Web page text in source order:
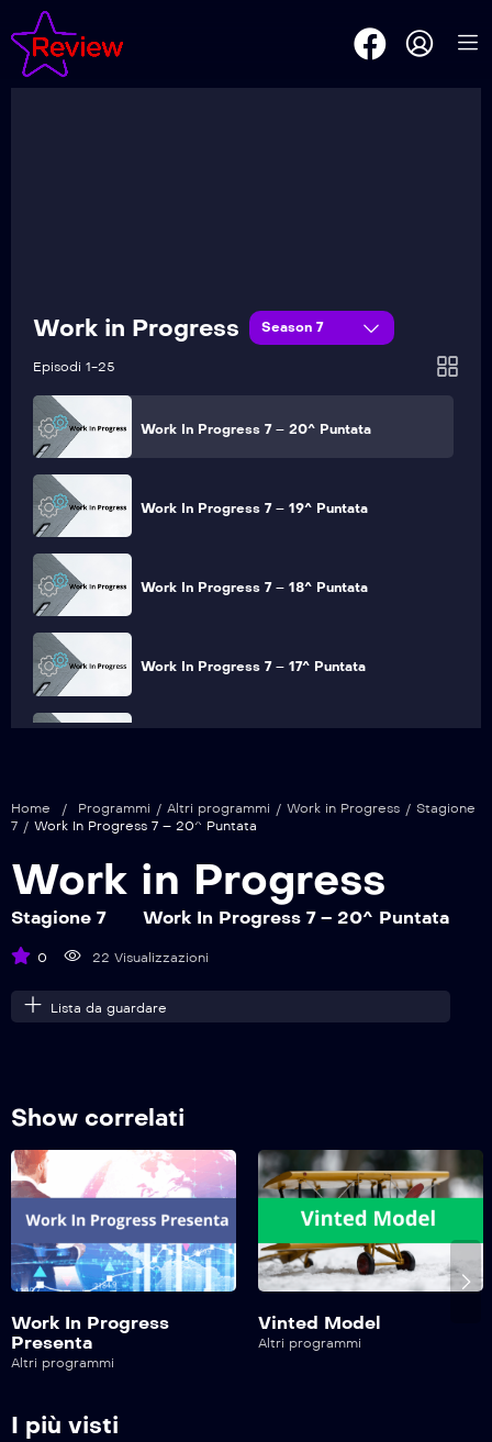
Work in Progress Season 7
Episodi 1-25
Work In Progress 7 – 25^ Puntata
Work In Progress 7 – 21^ Puntata
Work In Progress 7 – 20^ Puntata
Work In Progress 7 – 19^ Puntata
Work In Progress 7 – 18^ Puntata
Work In Progress 7 – 17^ Puntata
Work In Progress 7 – 15^ Puntata
Work In Progress 7 – 14^ Puntata
Work In Progress 7 – 10^ Puntata
Home / Programmi / Altri programmi / Work in Progress / Stagione
7 / Work In Progress 7 – 20^ Puntata
Work in Progress
Stagione 7 Work In Progress 7 – 20^ Puntata
0 22 Visualizzazioni
Lista da guardare
Show correlati
Work In Progress
Presenta
Altri programmi
Vinted Model
Altri programmi
I più visti